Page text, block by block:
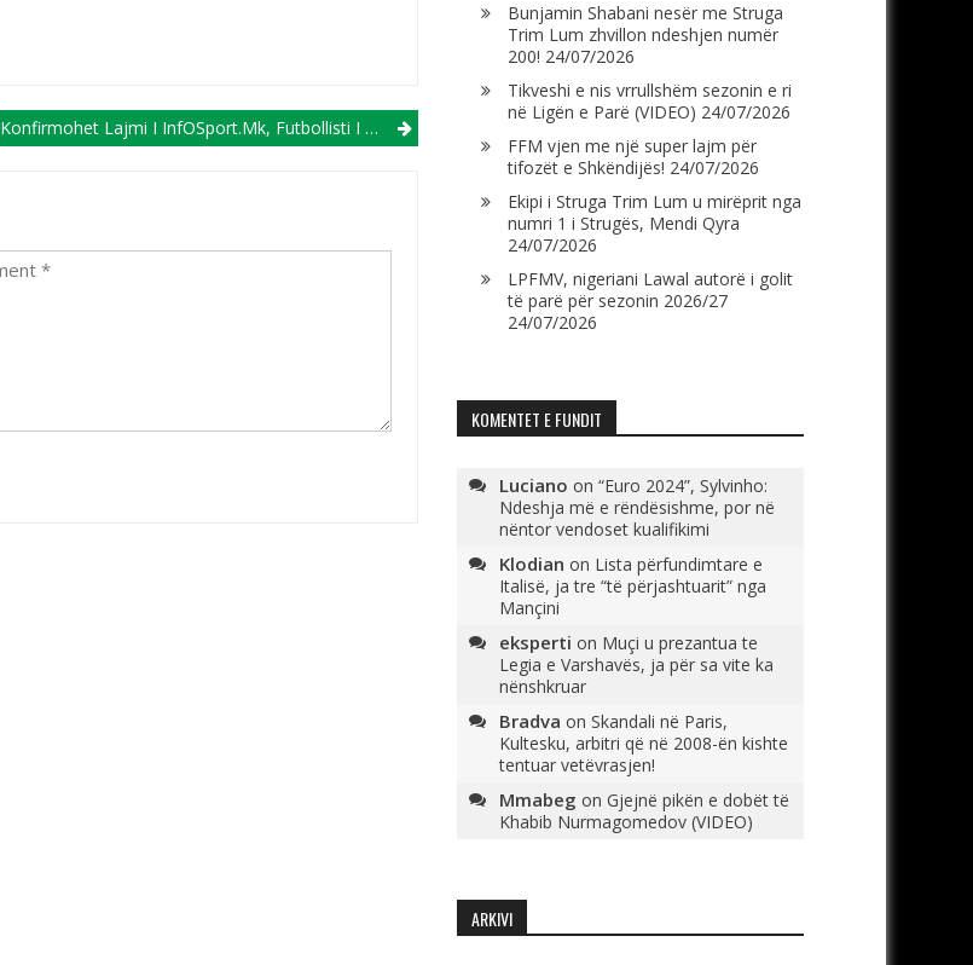
Konfirmohet Lajmi I InfOSport.mk, Futbollisti I AP Brera I Bashkohet Ballkanit
Bunjamin Shabani nesër me Struga
Trim Lum zhvillon ndeshjen numër
200! 24/07/2026
Tikveshi e nis vrrullshëm sezonin e ri
në Ligën e Parë (VIDEO) 24/07/2026
FFM vjen me një super lajm për
tifozët e Shkëndijës! 24/07/2026
Ekipi i Struga Trim Lum u mirëprit nga
numri 1 i Strugës, Mendi Qyra
24/07/2026
LPFMV, nigeriani Lawal autorë i golit
të parë për sezonin 2026/27
24/07/2026
KOMENTET E FUNDIT
Luciano on “Euro 2024”, Sylvinho:
Ndeshja më e rëndësishme, por në
nëntor vendoset kualifikimi
Klodian on Lista përfundimtare e
Italisë, ja tre “të përjashtuarit” nga
Mançini
eksperti on Muçi u prezantua te
Legia e Varshavës, ja për sa vite ka
nënshkruar
Bradva on Skandali në Paris,
Kultesku, arbitri që në 2008-ën kishte
tentuar vetëvrasjen!
Mmabeg on Gjejnë pikën e dobët të
Khabib Nurmagomedov (VIDEO)
ARKIVI